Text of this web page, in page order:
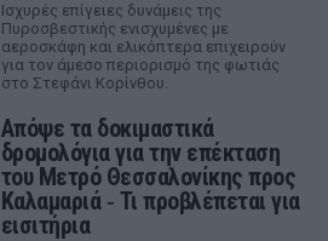
Ισχυρές επίγειες δυνάμεις της
Πυροσβεστικής ενισχυμένες με
αεροσκάφη και ελικόπτερα επιχειρούν
για τον άμεσο περιορισμό της φωτιάς
στο Στεφάνι Κορίνθου.
Απόψε τα δοκιμαστικά
δρομολόγια για την επέκταση
του Μετρό Θεσσαλονίκης προς
Καλαμαριά ‑ Τι προβλέπεται για
εισιτήρια